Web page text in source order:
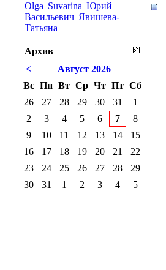
Olga Suvarina Юрий
Васильевич Явишева-
Татьяна
Архив
<
Август 2026
Вс Пн Вт Ср Чт Пт Сб
26
27 28 29 30 31
1
2
3 4 5 6 7
8
9
10 11 12 13 14
15
16
17 18 19 20 21
22
23
24 25 26 27 28
29
30
31 1 2 3 4 5